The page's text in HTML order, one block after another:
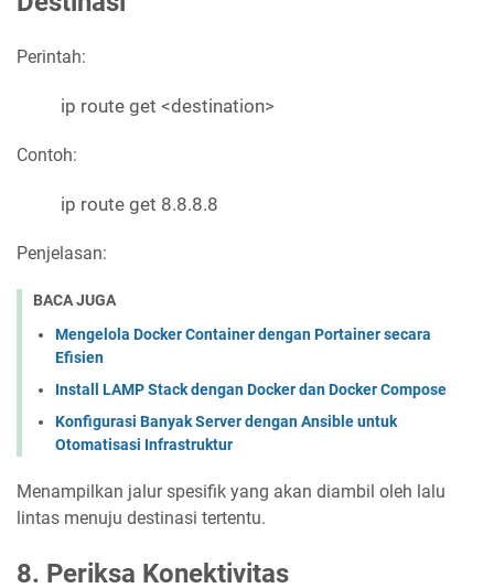
Perintah:
ip route get <destination>
Contoh:
ip route get 8.8.8.8
Penjelasan:
BACA JUGA
Mengelola Docker Container dengan Portainer secara
Efisien
Install LAMP Stack dengan Docker dan Docker Compose
Konfigurasi Banyak Server dengan Ansible untuk
Otomatisasi Infrastruktur
Menampilkan jalur spesifik yang akan diambil oleh lalu
lintas menuju destinasi tertentu.
8. Periksa Konektivitas